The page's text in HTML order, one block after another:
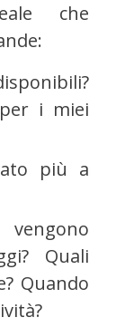
che
i miei
più a
Quali
Quando